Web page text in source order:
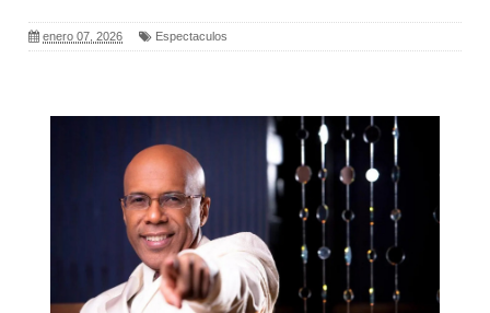
enero 07, 2026 Espectaculos